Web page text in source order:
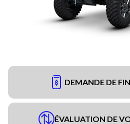
DEMANDE DE
ÉVALUATION DE